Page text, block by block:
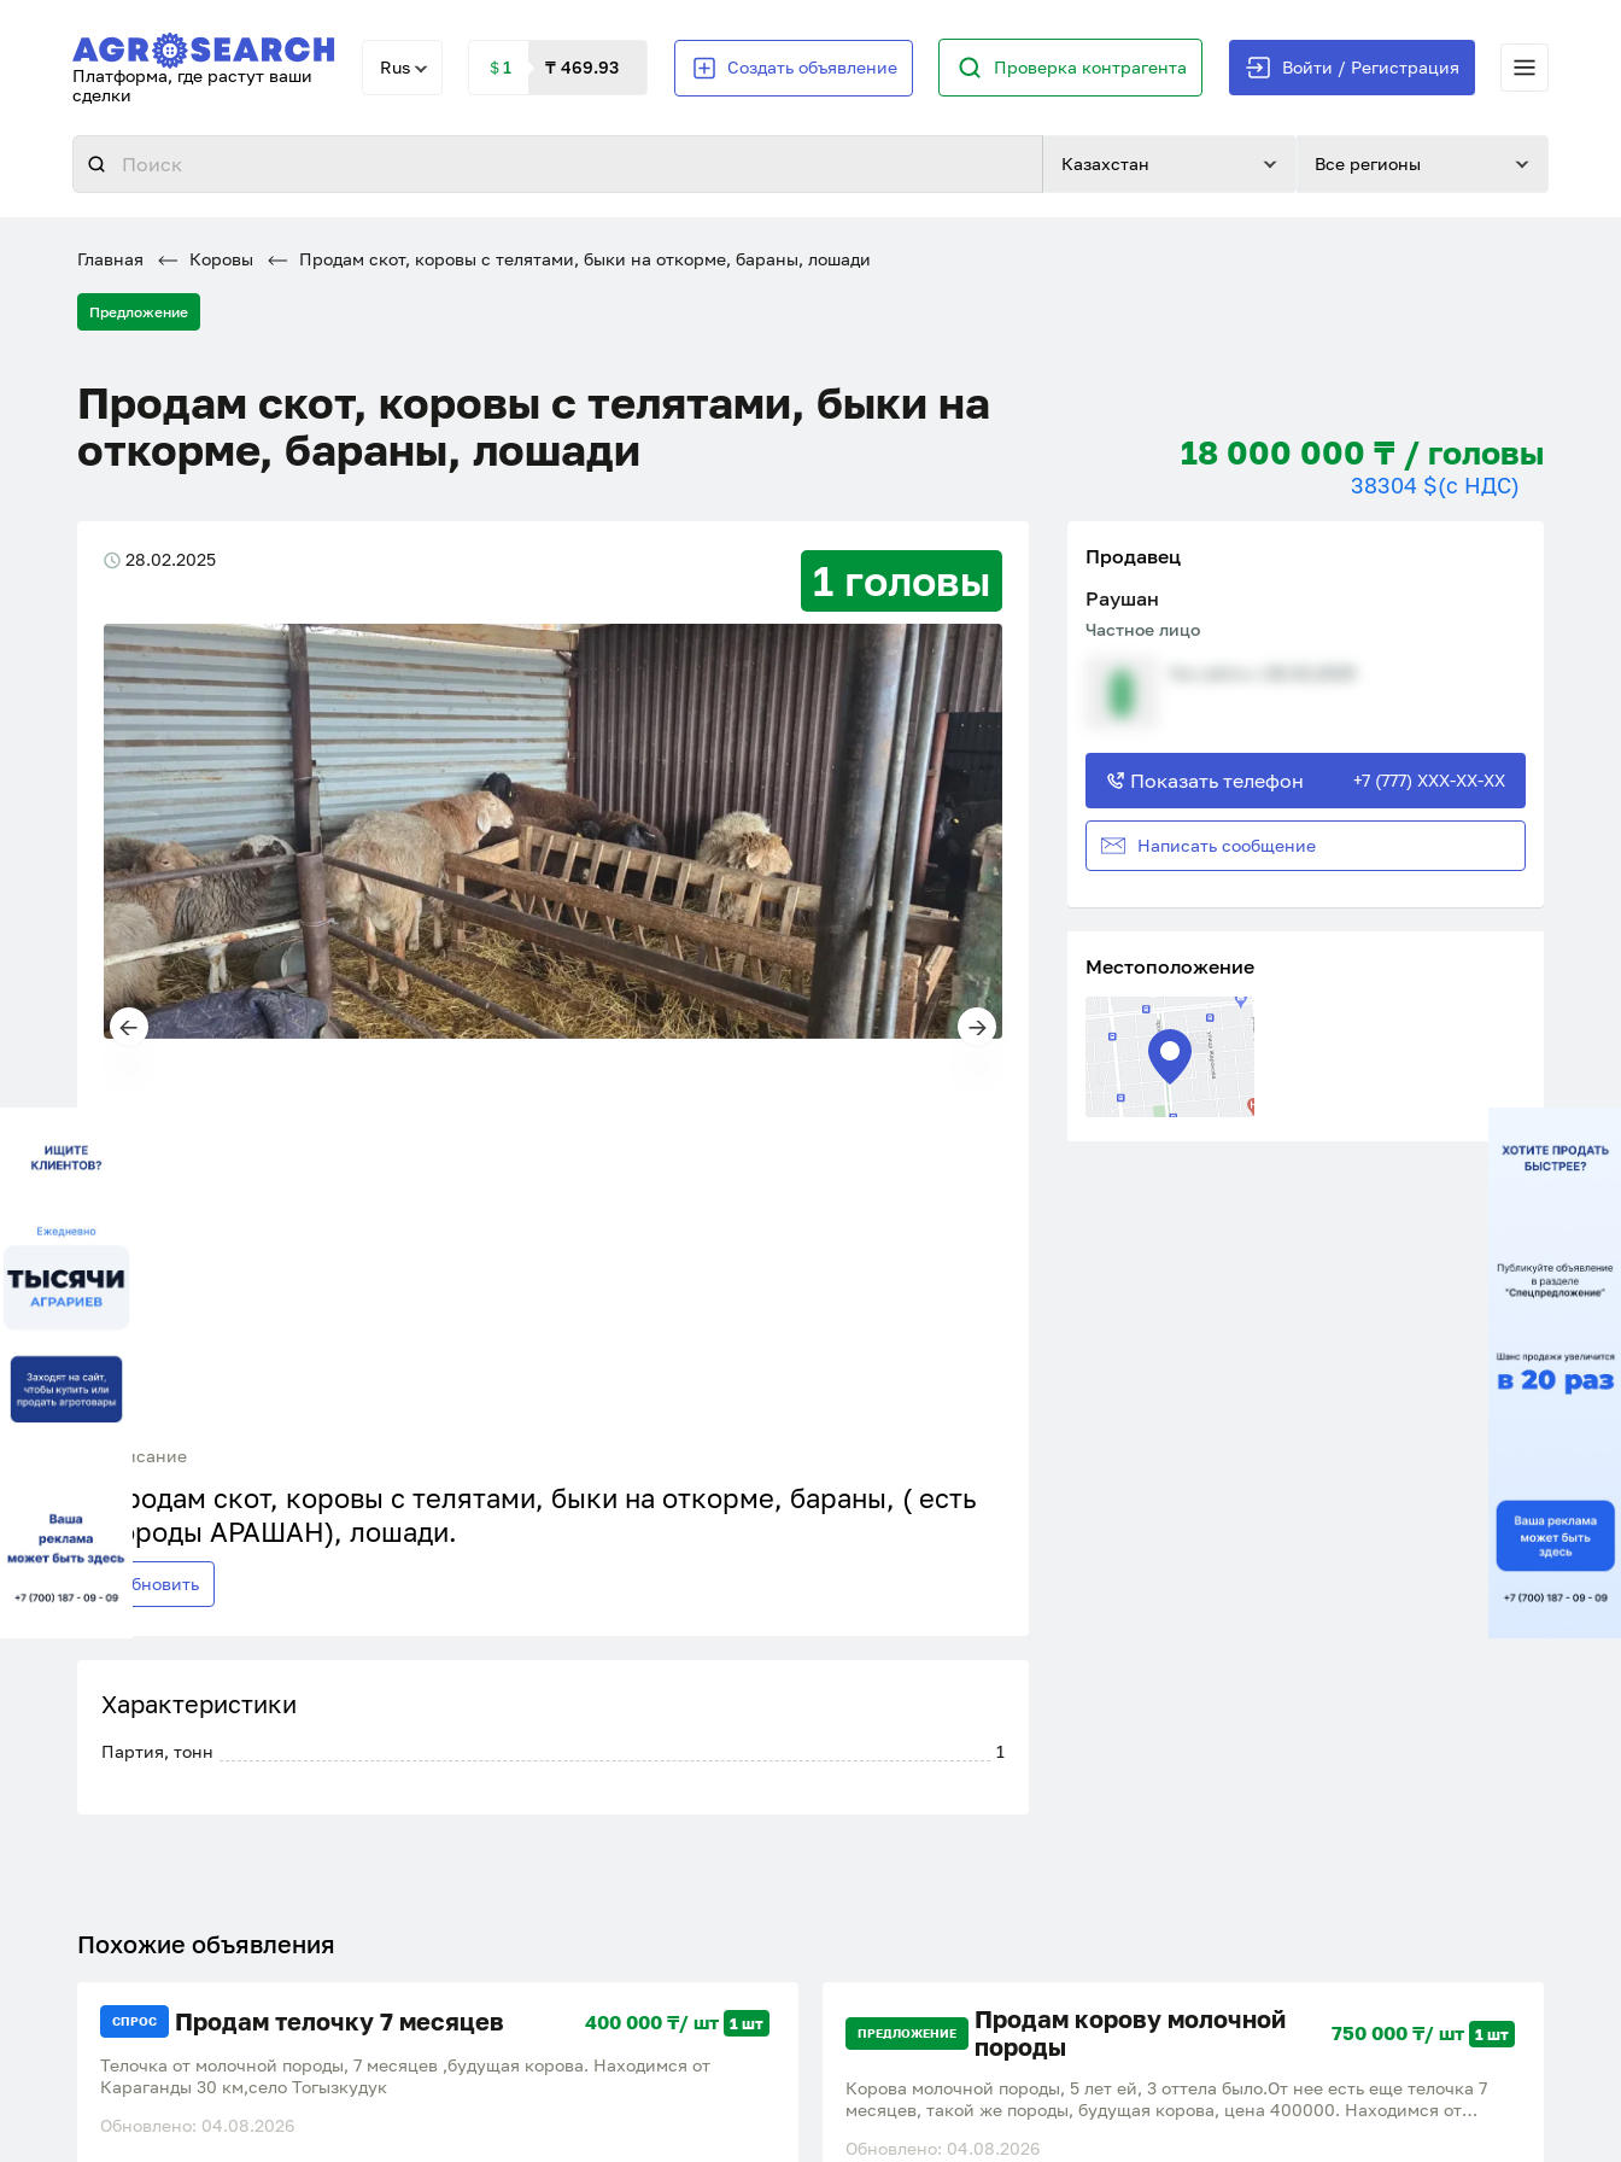
Платформа, где растут ваши
сделки
Rus ＄1 ₸ 469.93 Создать объявление Проверка контрагента Войти / Регистрация
Казахстан Все регионы
Главная Коровы Продам скот, коровы с телятами, быки на откорме, бараны, лошади
Предложение
Продам скот, коровы с телятами, быки на
откорме, бараны, лошади
18 000 000 ₸ / головы
38304 $(с НДС)
28.02.2025 1 головы
Описание
Продам скот, коровы с телятами, быки на откорме, бараны, ( есть
породы АРАШАН), лошади.
Обновить
Характеристики
Партия, тонн 1
Продавец
Раушан
Частное лицо
Показать телефон +7 (777) XXX-XX-XX
Написать сообщение
Местоположение
Похожие объявления
СПРОС Продам телочку 7 месяцев 400 000 ₸/ шт 1 шт
Телочка от молочной породы, 7 месяцев ,будущая корова. Находимся от
Караганды 30 км,село Тогызкудук
Обновлено: 04.08.2026
ПРЕДЛОЖЕНИЕ
Продам корову молочной
породы
750 000 ₸/ шт 1 шт
Корова молочной породы, 5 лет ей, 3 оттела было.От нее есть еще телочка 7
месяцев, такой же породы, будущая корова, цена 400000. Находимся от
Обновлено: 04.08.2026